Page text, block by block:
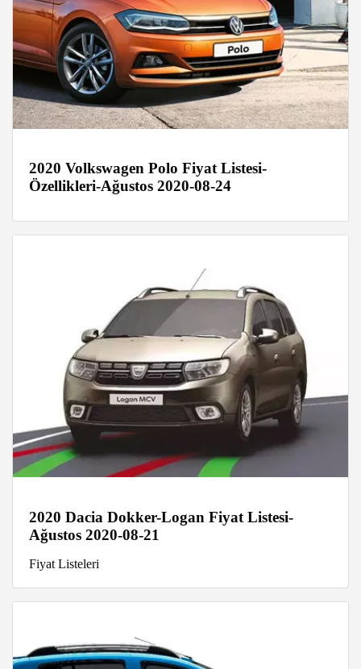
2020 Volkswagen Polo Fiyat Listesi-
Özellikleri-Ağustos 2020-08-24
2020 Dacia Dokker-Logan Fiyat Listesi-
Ağustos 2020-08-21
Fiyat Listeleri